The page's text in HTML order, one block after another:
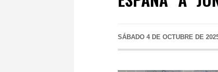
SÁBADO 4 DE OCTUBRE DE